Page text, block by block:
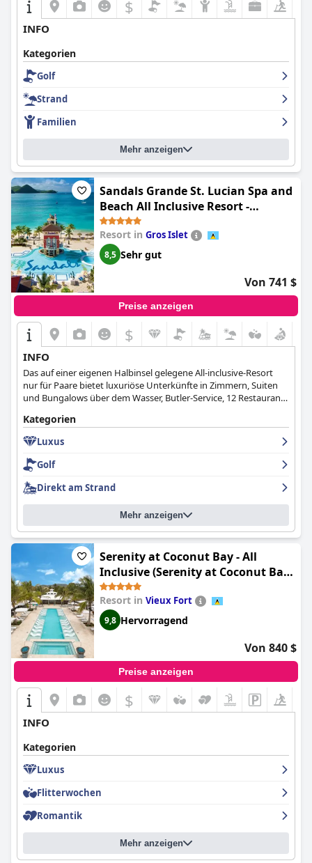
$
INFO
Kategorien
Golf
Strand
Familien
Mehr anzeigen
Sandals Grande St. Lucian Spa and
Beach All Inclusive Resort -
Couples Only
Resort in Gros Islet
8,5 Sehr gut
Von 741 $
Preise anzeigen
$
INFO
Das auf einer eigenen Halbinsel gelegene All-inclusive-Resort
nur für Paare bietet luxuriöse Unterkünfte in Zimmern, Suiten
und Bungalows über dem Wasser, Butler-Service, 12 Restaurants
unvergesslichen Urlaub.
Kategorien
Luxus
Golf
Direkt am Strand
Mehr anzeigen
Serenity at Coconut Bay - All
Inclusive (Serenity at Coconut Bay
All Inclusive - Couples Only)
Resort in Vieux Fort
9,8 Hervorragend
Von 840 $
Preise anzeigen
$
INFO
Kategorien
Luxus
Flitterwochen
Romantik
Mehr anzeigen